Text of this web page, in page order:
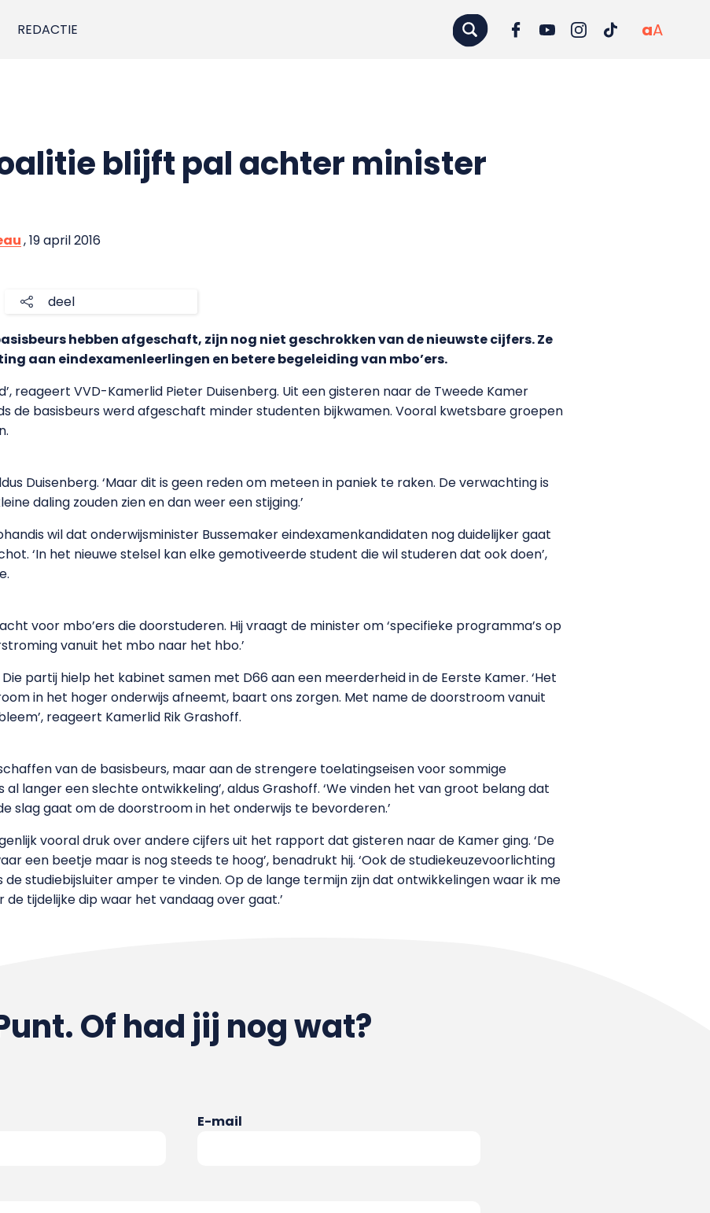
REDACTIE aA
blijft pal achter minister
, 19 april 2016
deel
hebben afgeschaft, zijn nog niet geschrokken van de nieuwste cijfers. Ze
aan eindexamenleerlingen en betere begeleiding van mbo’ers.
reageert VVD-Kamerlid Pieter Duisenberg. Uit een gisteren naar de Tweede Kamer
de basisbeurs werd afgeschaft minder studenten bijkwamen. Vooral kwetsbare groepen
Duisenberg. ‘Maar dit is geen reden om meteen in paniek te raken. De verwachting is
daling zouden zien en dan weer een stijging.’
wil dat onderwijsminister Bussemaker eindexamenkandidaten nog duidelijker gaat
‘In het nieuwe stelsel kan elke gemotiveerde student die wil studeren dat ook doen’,
voor mbo’ers die doorstuderen. Hij vraagt de minister om ‘specifieke programma’s op
vanuit het mbo naar het hbo.’
partij hielp het kabinet samen met D66 aan een meerderheid in de Eerste Kamer. ‘Het
in het hoger onderwijs afneemt, baart ons zorgen. Met name de doorstroom vanuit
reageert Kamerlid Rik Grashoff.
van de basisbeurs, maar aan de strengere toelatingseisen voor sommige
al langer een slechte ontwikkeling’, aldus Grashoff. ‘We vinden het van groot belang dat
slag gaat om de doorstroom in het onderwijs te bevorderen.’
vooral druk over andere cijfers uit het rapport dat gisteren naar de Kamer ging. ‘De
een beetje maar is nog steeds te hoog’, benadrukt hij. ‘Ook de studiekeuzevoorlichting
studiebijsluiter amper te vinden. Op de lange termijn zijn dat ontwikkelingen waar ik me
tijdelijke dip waar het vandaag over gaat.’
Of had jij nog wat?
E-mail